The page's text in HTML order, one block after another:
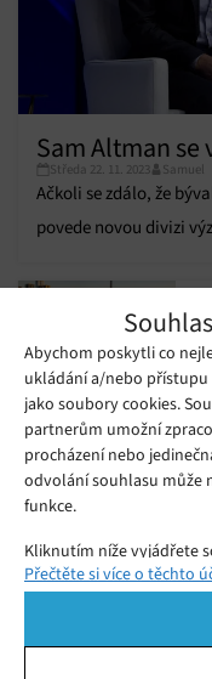
Abychom poskytli co
ukládání a/nebo
jako soubory cookies.
partnerům umožní
procházení nebo
odvolání souhlasu může
funkce.
Kliknutím níže vyjádřete
podrobnější rozhodnutí.
pomocí přepínačů v
Spravovat souhlas ve
Přečtěte si více o těchto
Sam Altman se
Středa 22. 11. 2023 Samuel
Ačkoli se zdálo, že
povede novou divizi